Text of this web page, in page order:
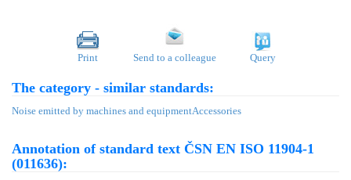
Print Send to a colleague Query
The category - similar standards:
Noise emitted by machines and equipmentAccessories
Annotation of standard text ČSN EN ISO 11904-1
(011636):